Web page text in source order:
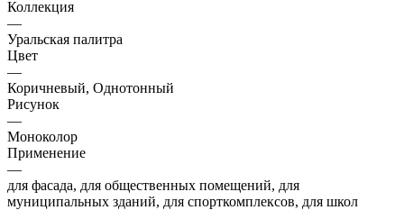
Коллекция
—
Уральская палитра
Цвет
—
Коричневый, Однотонный
Рисунок
—
Моноколор
Применение
—
для фасада, для общественных помещений, для
муниципальных зданий, для спорткомплексов, для школ